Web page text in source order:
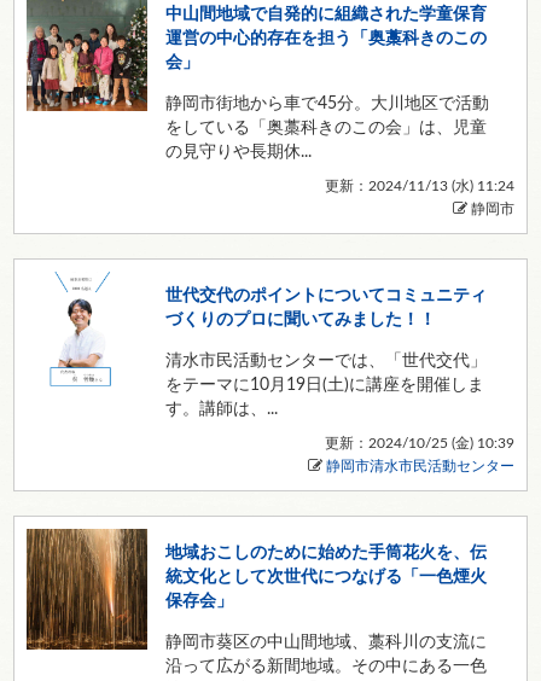
中山間地域で自発的に組織された学童保育
運営の中心的存在を担う「奥藁科きのこの
会」
静岡市街地から車で45分。大川地区で活動
をしている「奥藁科きのこの会」は、児童
の見守りや長期休...
更新：2024/11/13 (水) 11:24
静岡市
世代交代のポイントについてコミュニティ
づくりのプロに聞いてみました！！
清水市民活動センターでは、「世代交代」
をテーマに10月19日(土)に講座を開催しま
す。講師は、...
更新：2024/10/25 (金) 10:39
静岡市清水市民活動センター
地域おこしのために始めた手筒花火を、伝
統文化として次世代につなげる「一色煙火
保存会」
静岡市葵区の中山間地域、藁科川の支流に
沿って広がる新間地域。その中にある一色